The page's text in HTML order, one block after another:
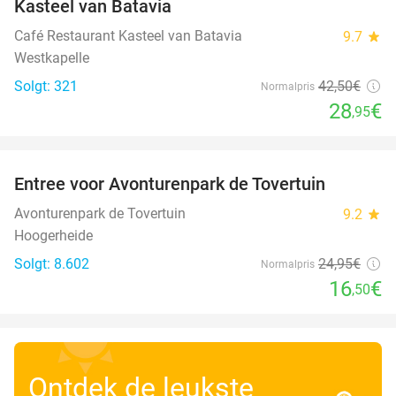
Kasteel van Batavia
Café Restaurant Kasteel van Batavia 9.7 star
Westkapelle
Solgt: 321
Normalpris 42,50€
28,95€
Entree voor Avonturenpark de Tovertuin
Avonturenpark de Tovertuin 9.2 star
Hoogerheide
Solgt: 8.602
Normalpris 24,95€
16,50€
Ontdek de leukste